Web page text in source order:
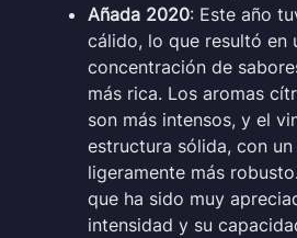
Añada 2020: Este año
cálido, lo que resultó en
concentración de
más rica. Los aromas
son más intensos, y el
estructura sólida, con
ligeramente más
que ha sido muy
intensidad y su